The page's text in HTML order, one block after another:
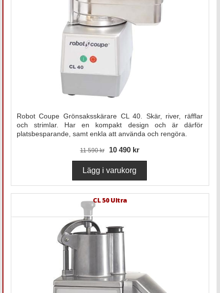
Robot Coupe Grönsaksskärare CL 40. Skär, river, räfflar
och strimlar. Har en kompakt design och är därför
platsbesparande, samt enkla att använda och rengöra.
11 590 kr 10 490 kr
CL 50 Ultra